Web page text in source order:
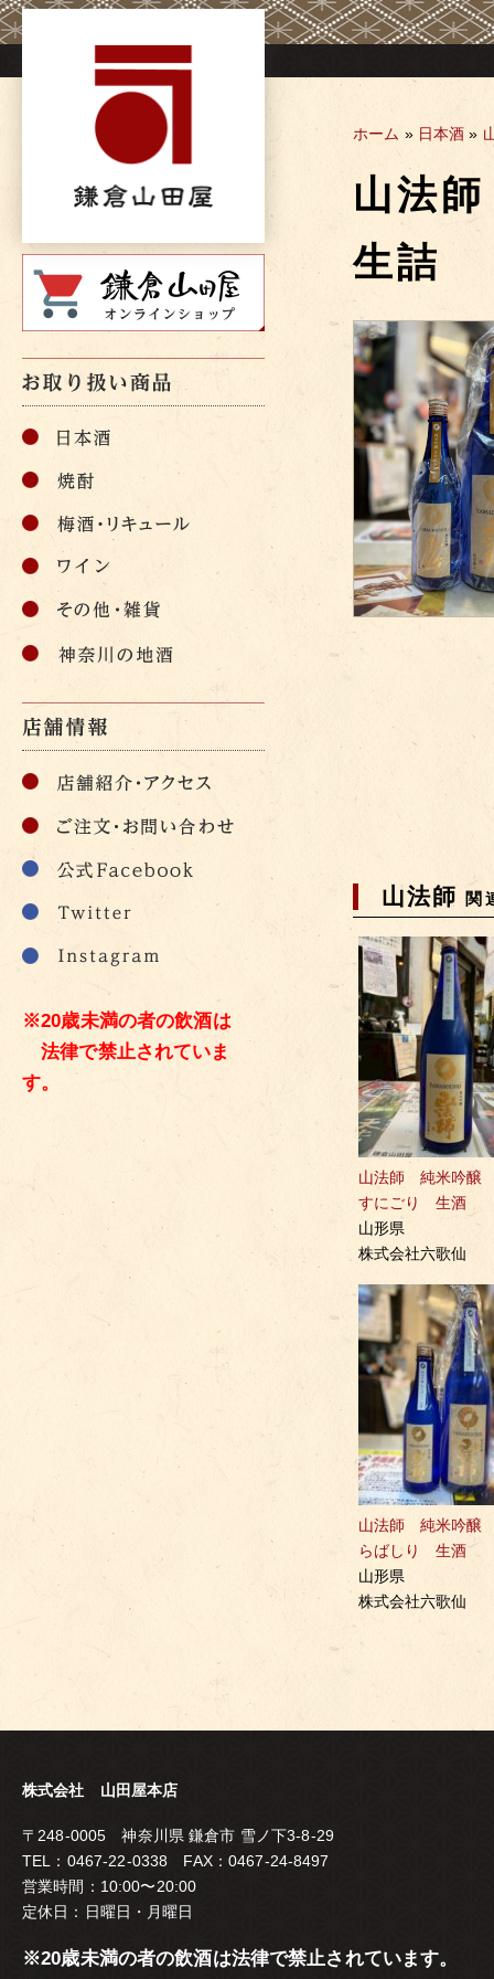
Skip
to
ホーム » 日本酒 »
山法
生詰
山法師関
山法師 純米吟醸
すにごり 生酒
山形県
株式会社六歌仙
山法師 純米吟醸
らばしり 生酒
山形県
株式会社六歌仙
※20歳未満の者の飲酒は
法律で禁止されていま
す。
株式会社 山田屋本店
〒248-0005 神奈川県 鎌倉市 雪ノ下3-8-29
TEL：0467-22-0338 FAX：0467-24-8497
営業時間：10:00〜20:00
定休日：日曜日・月曜日
※20歳未満の者の飲酒は法律で禁止されています。